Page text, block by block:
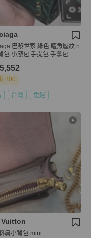
巴黎世家 綠色 鱷魚壓紋 n
包 小廢包 手提包 手拿包 廢
200
台灣 免運
肩小背包 mini